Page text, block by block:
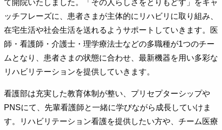
て開院いたしました。「その人らしさをとりもどす」をキャ
ッチフレーズに、患者さまが主体的にリハビリに取り組み、
在宅生活や社会生活を送れるようサポートしていきます。医
師・看護師・介護士・理学療法士などの多職種が1つのチー
ムとなり、患者さまの状態に合わせ、最新機器を用い多彩な
リハビリテーションを提供していきます。
看護部は充実した教育体制が整い、プリセプターシップや
PNSにて、先輩看護師と一緒に学びながら成長していけま
す。リハビリテーション看護を提供したい方や、チーム医療